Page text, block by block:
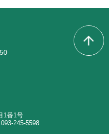
1番1号
245-5598